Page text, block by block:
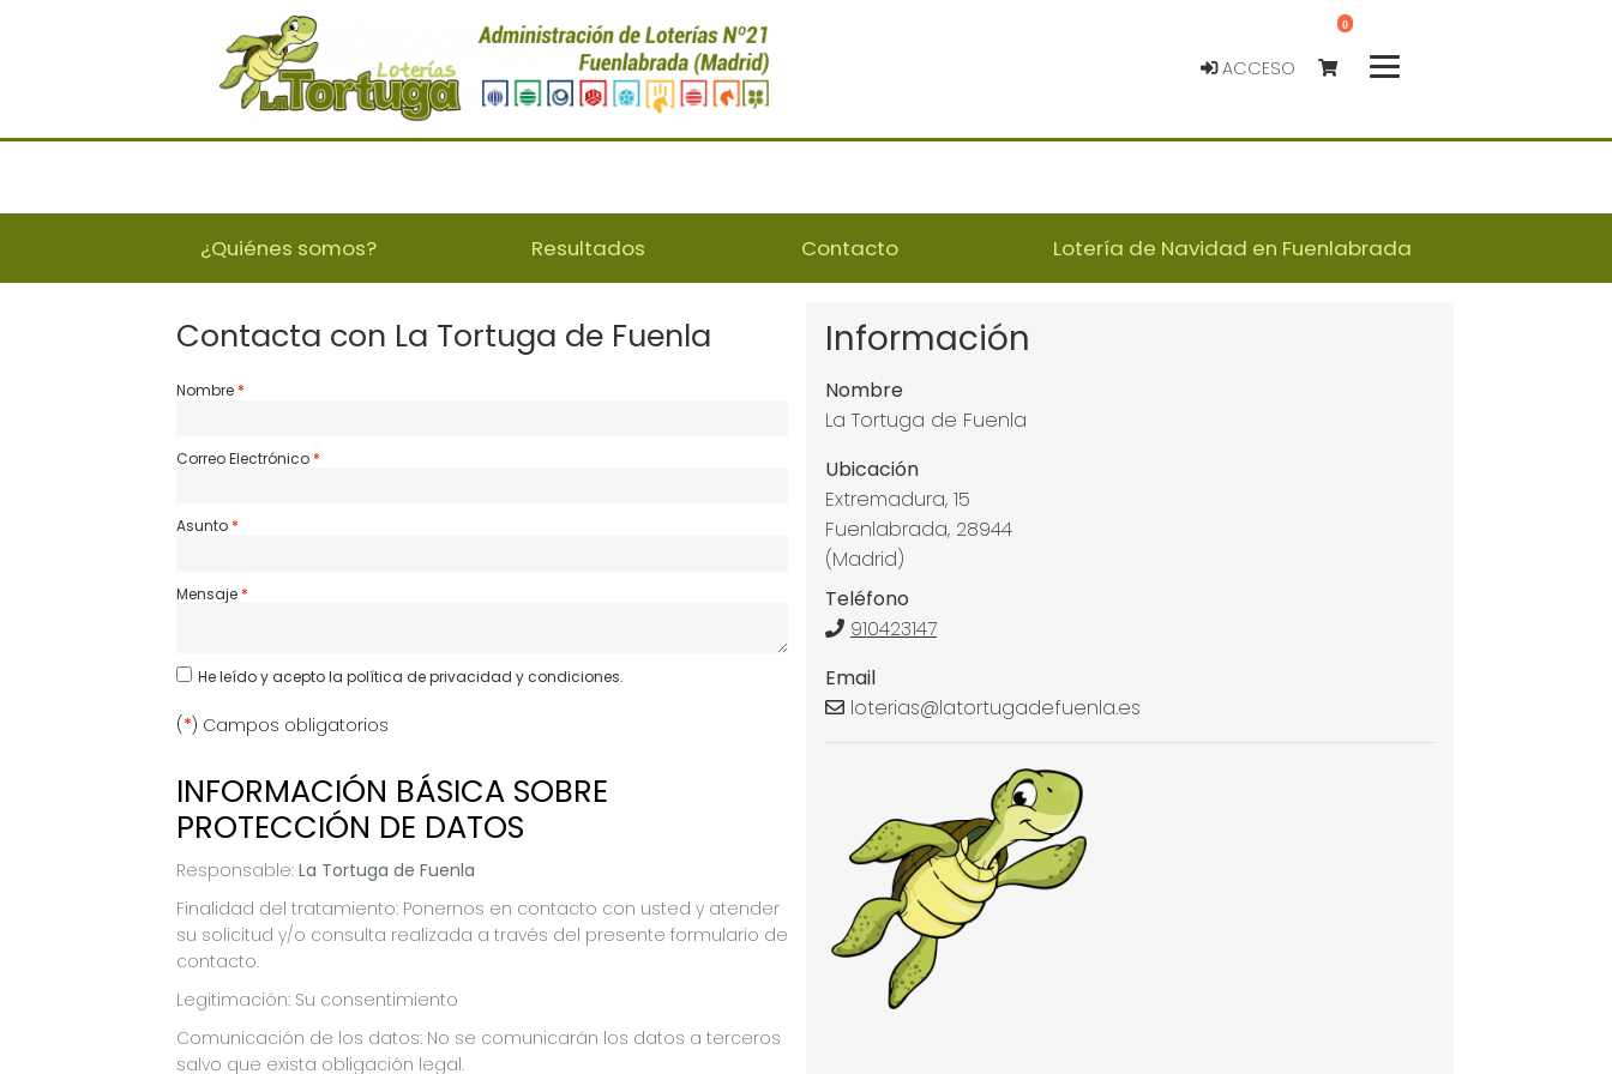
ACCESO
0
¿Quiénes somos? Resultados Contacto Lotería de Navidad en Fuenlabrada
Contacta con La Tortuga de Fuenla
Nombre
Correo Electrónico
Asunto
Mensaje
He leído y aceptola política de privacidad y condiciones.
(*) Campos obligatorios
INFORMACIÓN BÁSICA SOBRE
PROTECCIÓN DE DATOS
Responsable: La Tortuga de Fuenla
Finalidad del tratamiento: Ponernos en contacto con usted y atender
su solicitud y/o consulta realizada a través del presente formulario de
contacto.
Legitimación: Su consentimiento
Comunicación de los datos: No se comunicarán los datos a terceros
salvo que exista obligación legal.
Información
Nombre
La Tortuga de Fuenla
Ubicación
Extremadura, 15
Fuenlabrada, 28944
(Madrid)
Teléfono
910423147
Email
loterias@latortugadefuenla.es